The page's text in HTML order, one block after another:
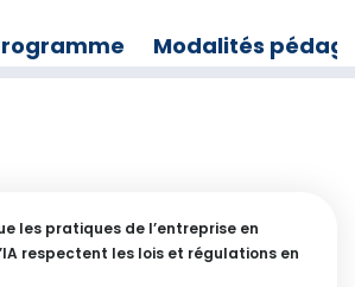
Modalités
les pratiques de l’entreprise en
respectent les lois et régulations en